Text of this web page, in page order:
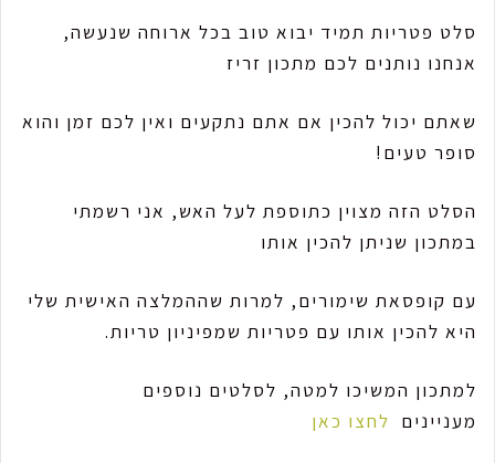
סלט פטריות תמיד יבוא טוב בכל ארוחה שנעשה,
אנחנו נותנים לכם מתכון זריז
שאתם יכול להכין אם אתם נתקעים ואין לכם זמן והוא
סופר טעים!
הסלט הזה מצוין כתוספת לעל האש, אני רשמתי
במתכון שניתן להכין אותו
עם קופסאת שימורים, למרות שההמלצה האישית שלי
היא להכין אותו עם פטריות שמפיניון טריות.
למתכון המשיכו למטה, לסלטים נוספים
מעניינים לחצו כאן